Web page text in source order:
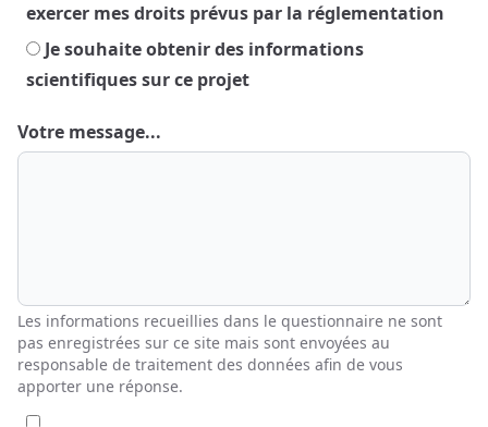
exercer mes droits prévus par la réglementation
scientifiques sur ce projet
Votre message...
Les informations recueillies dans le questionnaire ne sont
pas enregistrées sur ce site mais sont envoyées au
responsable de traitement des données afin de vous
apporter une réponse.